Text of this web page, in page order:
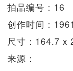
拍品编号：16
创作时间：
尺寸：164.7 x
来源：